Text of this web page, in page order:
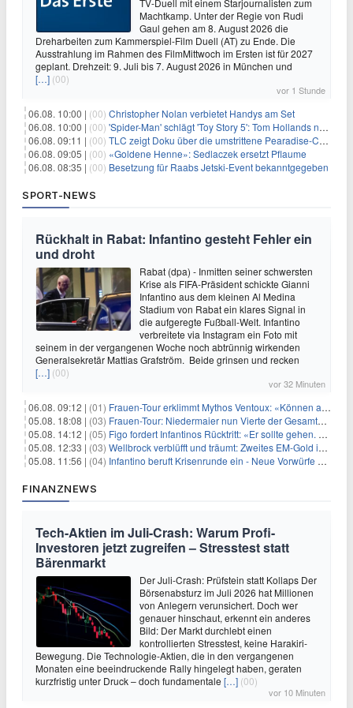
TV-Duell mit einem Starjournalisten zum
Machtkamp. Unter der Regie von Rudi
Gaul gehen am 8. August 2026 die
Dreharbeiten zum Kammerspiel-Film Duell (AT) zu Ende. Die
Ausstrahlung im Rahmen des FilmMittwoch im Ersten ist für 2027
geplant. Drehzeit: 9. Juli bis 7. August 2026 in München und
[…] (00)
vor 1 Stunde
06.08. 10:00 | (00) Christopher Nolan verbietet Handys am Set
06.08. 10:00 | (00) 'Spider-Man' schlägt 'Toy Story 5': Tom Hollands neuer Film bricht alle Rekorde
06.08. 09:11 | (00) TLC zeigt Doku über die umstrittene Pearadise-Community
06.08. 09:05 | (00) «Goldene Henne»: Sedlaczek ersetzt Pflaume
06.08. 08:35 | (00) Besetzung für Raabs Jetski-Event bekanntgegeben
SPORT-NEWS
Rückhalt in Rabat: Infantino gesteht Fehler ein
und droht
Rabat (dpa) - Inmitten seiner schwersten
Krise als FIFA-Präsident schickte Gianni
Infantino aus dem kleinen Al Medina
Stadium von Rabat ein klares Signal in
die aufgeregte Fußball-Welt. Infantino
verbreitete via Instagram ein Foto mit
seinem in der vergangenen Woche noch abtrünnig wirkenden
Generalsekretär Mattias Grafström. Beide grinsen und recken
[…] (00)
vor 32 Minuten
06.08. 09:12 | (01) Frauen-Tour erklimmt Mythos Ventoux: «Können alles schaffen»
05.08. 18:08 | (03) Frauen-Tour: Niedermaier nun Vierte der Gesamtwertung
05.08. 14:12 | (05) Figo fordert Infantinos Rücktritt: «Er sollte gehen. Jetzt»
05.08. 12:33 | (03) Wellbrock verblüfft und träumt: Zweites EM-Gold in Paris
05.08. 11:56 | (04) Infantino beruft Krisenrunde ein - Neue Vorwürfe gegen FIFA
FINANZNEWS
Tech-Aktien im Juli-Crash: Warum Profi-
Investoren jetzt zugreifen – Stresstest statt
Bärenmarkt
Der Juli-Crash: Prüfstein statt Kollaps Der
Börsenabsturz im Juli 2026 hat Millionen
von Anlegern verunsichert. Doch wer
genauer hinschaut, erkennt ein anderes
Bild: Der Markt durchlebt einen
kontrollierten Stresstest, keine Harakiri-
Bewegung. Die Technologie-Aktien, die in den vergangenen
Monaten eine beeindruckende Rally hingelegt haben, geraten
kurzfristig unter Druck – doch fundamentale […] (00)
vor 10 Minuten